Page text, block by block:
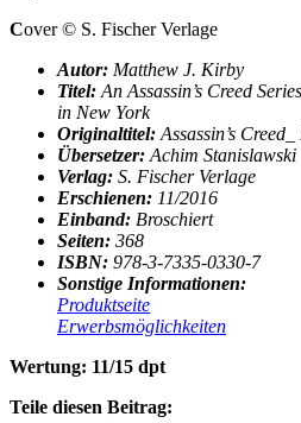
Cover © S. Fischer Verlage
Autor: Matthew J. Kirby
Titel: An Assassin’s Creed
in New York
Originaltitel: Assassin’s
Übersetzer: Achim Stanislawski
Verlag: S. Fischer Verlage
Erschienen: 11/2016
Einband: Broschiert
Seiten: 368
ISBN: 978-3-7335-0330-7
Sonstige Informationen:
Produktseite
Erwerbsmöglichkeiten
Wertung: 11/15 dpt
Teile diesen Beitrag: